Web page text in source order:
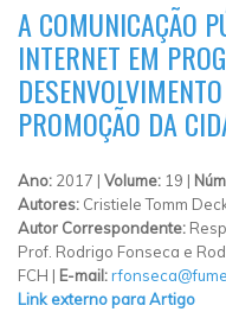
A COMUNICAÇÃO
INTERNET EM
PROMOÇÃO DA
Ano: 2017 | Volume: 19 |
Autores: Cristiele Tomm
Autor Correspondente:
Prof. Rodrigo Fonseca e
FCH | E-mail:
Link externo para Artigo